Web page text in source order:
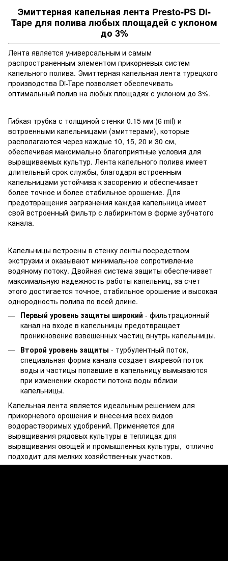
Эмиттерная капельная лента Presto-PS Di-
Tape для полива любых площадей с уклоном
до 3%
Лента является универсальным и самым
распространенным элементом прикорневых систем
капельного полива. Эмиттерная капельная лента турецкого
производства Di-Tape позволяет обеспечивать
оптимальный полив на любых площадях с уклоном до 3%.
Гибкая трубка с толщиной стенки 0.15 мм (6 mil) и
встроенными капельницами (эмиттерами), которые
располагаются через каждые 10, 15, 20 и 30 см,
обеспечивая максимально благоприятные условия для
выращиваемых культур. Лента капельного полива имеет
длительный срок службы, благодаря встроенным
капельницами устойчива к засорению и обеспечивает
более точное и более стабильное орошение. Для
предотвращения загрязнения каждая капельница имеет
свой встроенный фильтр с лабиринтом в форме зубчатого
канала.
Капельницы встроены в стенку ленты посредством
экструзии и оказывают минимальное сопротивление
водяному потоку. Двойная система защиты обеспечивает
максимальную надежность работы капельниц, за счет
этого достигается точное, стабильное орошение и высокая
однородность полива по всей длине.
Первый уровень защиты широкий - фильтрационный
канал на входе в капельницы предотвращает
проникновение взвешенных частиц внутрь капельницы.
Второй уровень защиты - турбулентный поток,
специальная форма канала создает вихревой поток
воды и частицы попавшие в капельницу вымываются
при изменении скорости потока воды вблизи
капельницы.
Капельная лента является идеальным решением для
прикорневого орошения и внесения всех видов
водорастворимых удобрений. Применяется для
выращивания рядовых культуры в теплицах для
выращивания овощей и промышленных культуры, отлично
подходит для мелких хозяйственных участков.